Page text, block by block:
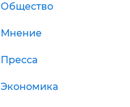
Общество
Мнение
Пресса
Экономика